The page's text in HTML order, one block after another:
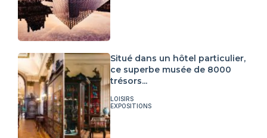
Situé dans un hôtel particulier,
ce superbe musée de 8000
trésors...
LOISIRS
EXPOSITIONS